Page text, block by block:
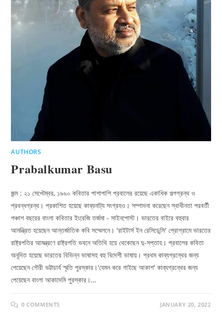
AUTHORS
Prabalkumar Basu
জন্ম : ২১ সেপ্টেম্বর, ১৯৬০ কবিতার পাশাপাশি প্রবালের রয়েছে একাধিক গল্পগ্রন্থ ও
প্রবন্ধগ্রন্থ। প্রকাশিত হয়েছে কাব্যনাট্য সংগ্রহও। সম্পাদনা করেছেন স্বাধীনতা পরবর্তী
পঞ্চাশ বছরের বাংলা কবিতার ইংরেজি তর্জমা - সাইনপোস্ট। ভারতের বাইরে বহুবার
আমন্ত্রিত হয়েছেন আন্তর্জাতিক কবি সম্মেলনে। 'রাইটার্স ইন রেসিডেন্সি' প্রোগ্রামে ভারতের
রাষ্ট্রপতির আমন্ত্রণে রাষ্ট্রপতি ভবনে অতিথি হয়ে থেকেছেন দু-সপ্তাহ। প্রবালের কবিতা
অনূদিত হয়েছে ভারতের বিভিন্ন ভাষাসহ বহু বিদেশী ভাষায়। প্রথম কাব্যগ্রন্থের জন্য
পেয়েছেন গৌরী ভট্টাচার্য স্মৃতি পুরস্কার।'যেমন করে গাইছে আকাশ' কাব্যগ্রন্থের জন্য
পেয়েছেন বাংলা আকাদেমি পুরস্কার।…
0 COMMENTS JANUARY 20, 2022